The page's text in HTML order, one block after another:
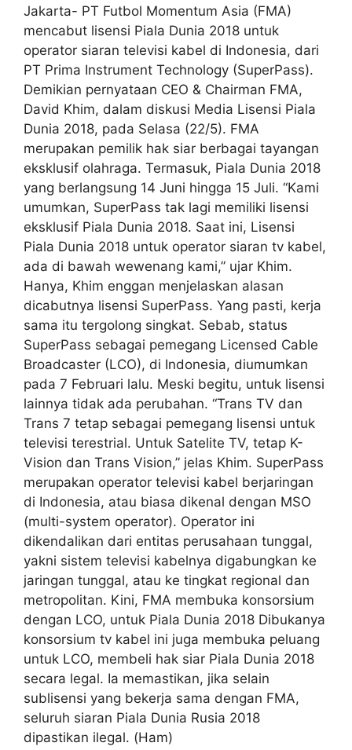
Jakarta- PT Futbol Momentum Asia (FMA)
mencabut lisensi Piala Dunia 2018 untuk
operator siaran televisi kabel di Indonesia, dari
PT Prima Instrument Technology (SuperPass).
Demikian pernyataan CEO & Chairman FMA,
David Khim, dalam diskusi Media Lisensi Piala
Dunia 2018, pada Selasa (22/5). FMA
merupakan pemilik hak siar berbagai tayangan
eksklusif olahraga. Termasuk, Piala Dunia 2018
yang berlangsung 14 Juni hingga 15 Juli. “Kami
umumkan, SuperPass tak lagi memiliki lisensi
eksklusif Piala Dunia 2018. Saat ini, Lisensi
Piala Dunia 2018 untuk operator siaran tv kabel,
ada di bawah wewenang kami,” ujar Khim.
Hanya, Khim enggan menjelaskan alasan
dicabutnya lisensi SuperPass. Yang pasti, kerja
sama itu tergolong singkat. Sebab, status
SuperPass sebagai pemegang Licensed Cable
Broadcaster (LCO), di Indonesia, diumumkan
pada 7 Februari lalu. Meski begitu, untuk lisensi
lainnya tidak ada perubahan. “Trans TV dan
Trans 7 tetap sebagai pemegang lisensi untuk
televisi terestrial. Untuk Satelite TV, tetap K-
Vision dan Trans Vision,” jelas Khim. SuperPass
merupakan operator televisi kabel berjaringan
di Indonesia, atau biasa dikenal dengan MSO
(multi-system operator). Operator ini
dikendalikan dari entitas perusahaan tunggal,
yakni sistem televisi kabelnya digabungkan ke
jaringan tunggal, atau ke tingkat regional dan
metropolitan. Kini, FMA membuka konsorsium
dengan LCO, untuk Piala Dunia 2018 Dibukanya
konsorsium tv kabel ini juga membuka peluang
untuk LCO, membeli hak siar Piala Dunia 2018
secara legal. Ia memastikan, jika selain
sublisensi yang bekerja sama dengan FMA,
seluruh siaran Piala Dunia Rusia 2018
dipastikan ilegal. (Ham)